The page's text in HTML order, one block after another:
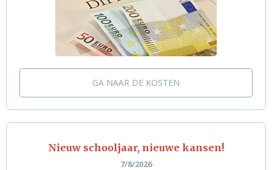
GA NAAR DE KOSTEN
Nieuw schooljaar, nieuwe kansen!
7/8/2026